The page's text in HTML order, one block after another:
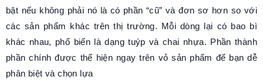
bật nếu không phải nó là có phần “cũ” và đơn sơ hơn so với
các sản phẩm khác trên thị trường. Mỗi dòng lại có bao bì
khác nhau, phổ biến là dạng tuýp và chai nhựa. Phần thành
phần chính được thể hiện ngay trên vỏ sản phẩm để bạn dễ
phân biệt và chọn lựa